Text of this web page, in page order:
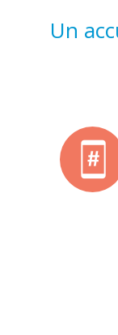
Un